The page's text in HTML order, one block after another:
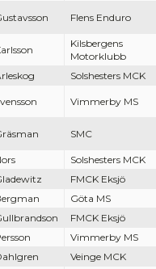
Flens Enduro
Kilsbergens
Motorklubb
Solshesters MCK
Vimmerby MS
SMC
Solshesters MCK
FMCK Eksjö
Göta MS
FMCK Eksjö
Vimmerby MS
Veinge MCK